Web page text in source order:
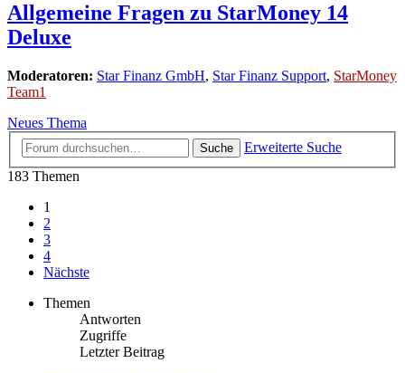
Allgemeine Fragen zu StarMoney 14
Deluxe
Moderatoren: Star Finanz GmbH, Star Finanz Support, StarMoney
Team1
Neues Thema
Suche
Erweiterte Suche
183 Themen
1
2
3
4
Nächste
Themen
Antworten
Zugriffe
Letzter Beitrag